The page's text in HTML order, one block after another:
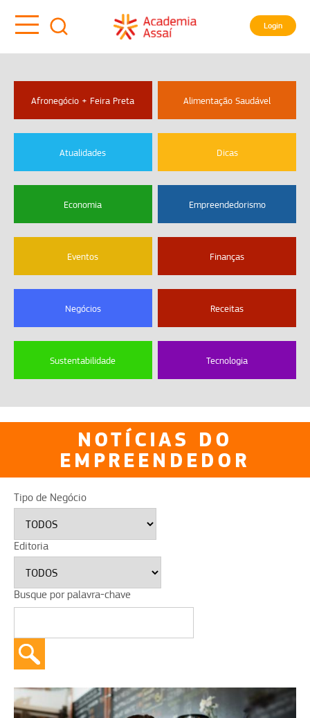
Login
Afronegócio + Feira Preta Alimentação Saudável
Atualidades Dicas
Economia Empreendedorismo
Eventos Finanças
Negócios Receitas
Sustentabilidade Tecnologia
NOTÍCIAS DO
EMPREENDEDOR
Tipo de Negócio
Editoria
Busque por palavra-chave